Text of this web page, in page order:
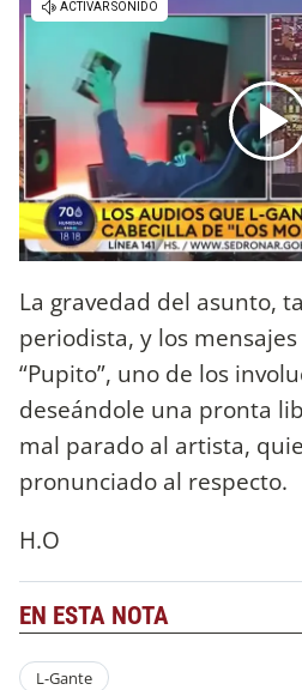
La gravedad del asunto,
periodista, y los
“Pupito”, uno de los
deseándole una pronta
mal parado al artista,
pronunciado al respecto.
H.O
EN ESTA NOTA
L-Gante